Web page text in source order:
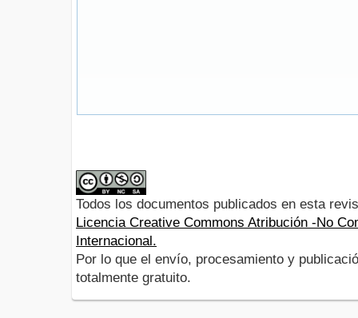
Todos los documentos publicados en esta
Licencia Creative Commons Atribución -No
Internacional.
Por lo que el envío, procesamiento y
totalmente gratuito.